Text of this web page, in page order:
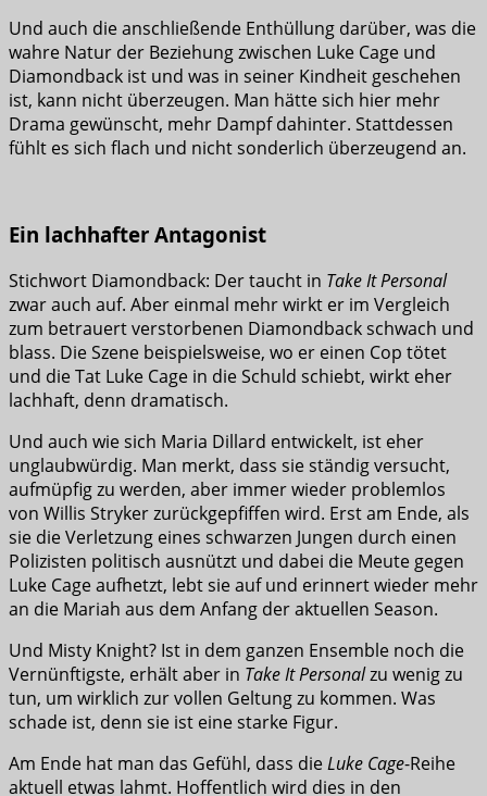
Und auch die anschließende Enthüllung darüber, was die
wahre Natur der Beziehung zwischen Luke Cage und
Diamondback ist und was in seiner Kindheit geschehen
ist, kann nicht überzeugen. Man hätte sich hier mehr
Drama gewünscht, mehr Dampf dahinter. Stattdessen
fühlt es sich flach und nicht sonderlich überzeugend an.
Ein lachhafter Antagonist
Stichwort Diamondback: Der taucht in Take It Personal
zwar auch auf. Aber einmal mehr wirkt er im Vergleich
zum betrauert verstorbenen Diamondback schwach und
blass. Die Szene beispielsweise, wo er einen Cop tötet
und die Tat Luke Cage in die Schuld schiebt, wirkt eher
lachhaft, denn dramatisch.
Und auch wie sich Maria Dillard entwickelt, ist eher
unglaubwürdig. Man merkt, dass sie ständig versucht,
aufmüpfig zu werden, aber immer wieder problemlos
von Willis Stryker zurückgepfiffen wird. Erst am Ende, als
sie die Verletzung eines schwarzen Jungen durch einen
Polizisten politisch ausnützt und dabei die Meute gegen
Luke Cage aufhetzt, lebt sie auf und erinnert wieder mehr
an die Mariah aus dem Anfang der aktuellen Season.
Und Misty Knight? Ist in dem ganzen Ensemble noch die
Vernünftigste, erhält aber in Take It Personalzu wenig zu
tun, um wirklich zur vollen Geltung zu kommen. Was
schade ist, denn sie ist eine starke Figur.
Am Ende hat man das Gefühl, dass dieLuke Cage-Reihe
aktuell etwas lahmt. Hoffentlich wird dies in den